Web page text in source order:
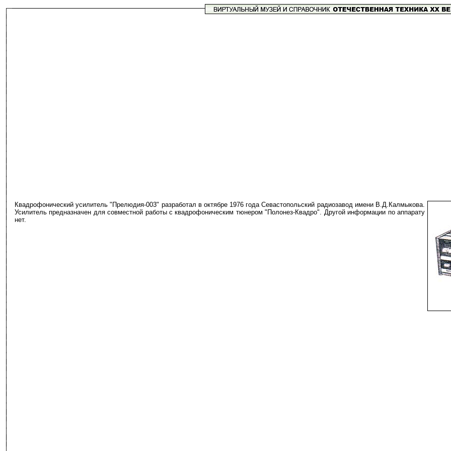
Квадрофонический усилитель "Прелюдия-003" разработал в октябре 1976 года Севастопольский радиозавод имени В.Д.Калмыкова.
Усилитель предназначен для совместной работы с квадрофоническим тюнером "Полонез-Квадро". Другой информации по аппарату
нет.